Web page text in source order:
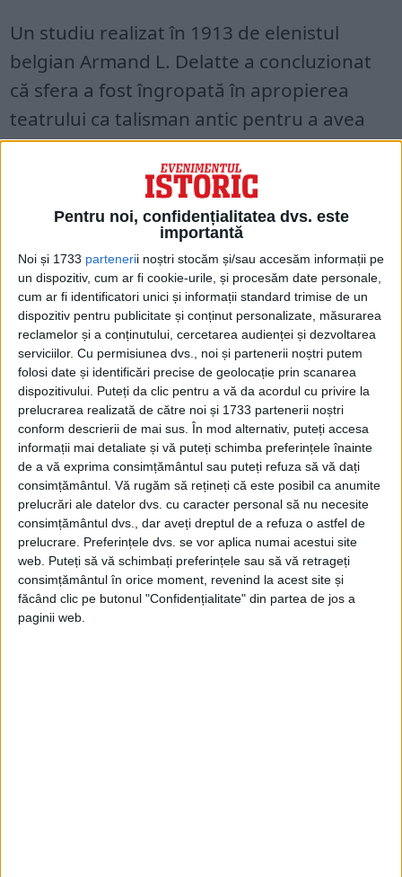
Pentru noi, confidențialitatea dvs. este
importantă
Noi și 1733 partenerii noștri stocăm și/sau accesăm informații pe
un dispozitiv, cum ar fi cookie-urile, și procesăm date personale,
cum ar fi identificatori unici și informații standard trimise de un
dispozitiv pentru publicitate și conținut personalizate, măsurarea
reclamelor și a conținutului, cercetarea audienței și dezvoltarea
serviciilor. Cu permisiunea dvs., noi și partenerii noștri putem
folosi date și identificări precise de geolocație prin scanarea
dispozitivului. Puteți da clic pentru a vă da acordul cu privire la
prelucrarea realizată de către noi și 1733 partenerii noștri
conform descrierii de mai sus. În mod alternativ, puteți accesa
informații mai detaliate și vă puteți schimba preferințele înainte
de a vă exprima consimțământul sau puteți refuza să vă dați
consimțământul. Vă rugăm să rețineți că este posibil ca anumite
prelucrări ale datelor dvs. cu caracter personal să nu necesite
consimțământul dvs., dar aveți dreptul de a refuza o astfel de
prelucrare. Preferințele dvs. se vor aplica numai acestui site
web. Puteți să vă schimbați preferințele sau să vă retrageți
consimțământul în orice moment, revenind la acest site și
făcând clic pe butonul "Confidențialitate" din partea de jos a
paginii web.
Un studiu realizat în 1913 de elenistul
belgian Armand L. Delatte a concluzionat
că sfera a fost îngropată în apropierea
teatrului ca talisman antic pentru a avea
noroc la jocuri. Această asociere s-a bazat
pe convingerea lui Delatte că unele dintre
simboluri arătau strategii pentru a câștiga
un concurs atletic sau teatral. Această
ipoteză a fost susținută și de legătura cu
gladiatorii, deoarece sfera a fost datată în
secolele II-III d.Hr. în perioada romană.
Cu toate acestea, un studiu mai recent
realizat de Nick Farrell propune că sfera